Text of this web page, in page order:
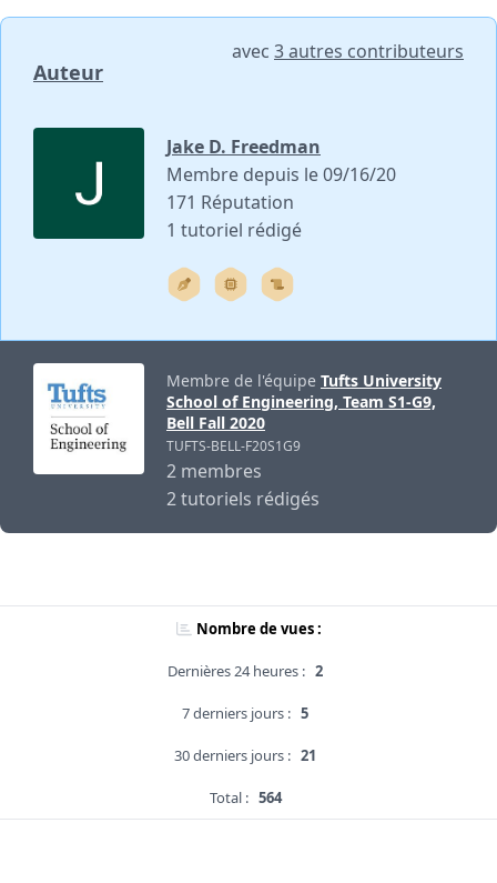
Auteur
avec 3 autres contributeurs
Jake D. Freedman
Membre depuis le 09/16/20
171 Réputation
1 tutoriel rédigé
Membre de l'équipe Tufts University
School of Engineering, Team S1-G9,
Bell Fall 2020
TUFTS-BELL-F20S1G9
2 membres
2 tutoriels rédigés
Nombre de vues :
Dernières 24 heures : 2
7 derniers jours : 5
30 derniers jours : 21
Total : 564